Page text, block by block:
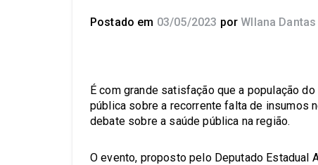
Postado em 03/05/2023 por Wllana Dantas
É com grande satisfação que a população
pública sobre a recorrente falta de insumos
debate sobre a saúde pública na região.
O evento, proposto pelo Deputado